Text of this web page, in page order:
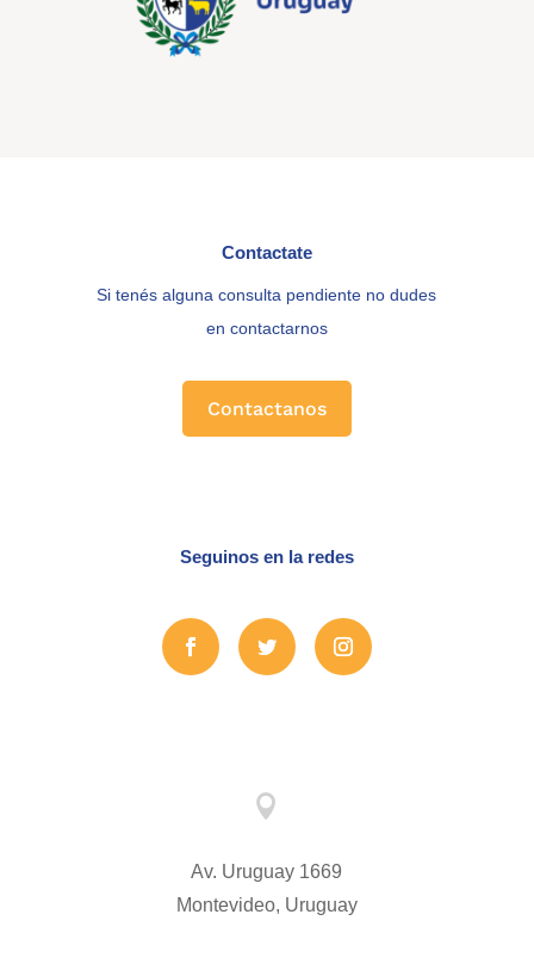
Contactate
Si tenés alguna consulta pendiente no dudes
en contactarnos
Contactanos
Seguinos en la redes

Av. Uruguay 1669
Montevideo, Uruguay